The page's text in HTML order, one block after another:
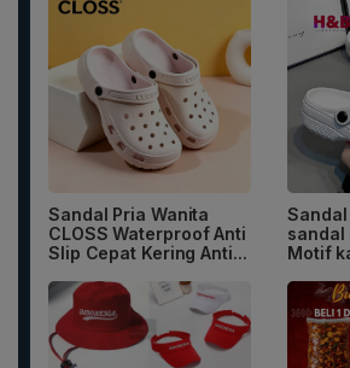
Sandal Pria Wanita
CLOSS Waterproof Anti
Slip Cepat Kering Anti...
Sandal
sandal
Motif